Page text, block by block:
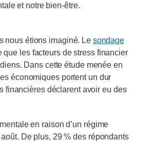
et notre bien‑être.
nous étions imaginé. Le sondage
les facteurs de stress financier
Dans cette étude menée en
économiques portent un dur
financières déclarent avoir eu des
en raison d’un régime
De plus, 29 % des répondants